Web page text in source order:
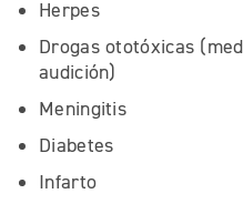
Herpes
Drogas ototóxicas
audición)
Meningitis
Diabetes
Infarto